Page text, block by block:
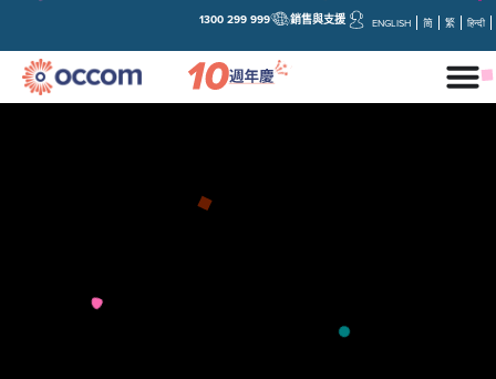
銷售與支援
1300 299 999 ENGLISH 简 繁 हिन्दी